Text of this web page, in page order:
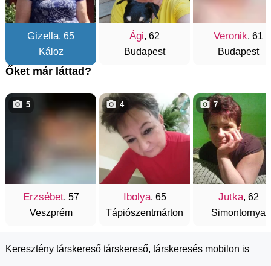
Gizella, 65
Káloz
Ági, 62
Budapest
Veronik, 61
Budapest
Őket már láttad?
Erzsébet, 57
Veszprém
5
Ibolya, 65
Tápiószentmárton
4
Jutka, 62
Simontornya
7
Keresztény társkereső társkereső, társkeresés mobilon is